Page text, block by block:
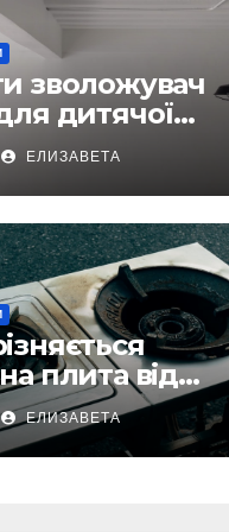
зволожувач
дитячої
ЕЛИЗАВЕТА
плита від
переваги
ЕЛИЗАВЕТА